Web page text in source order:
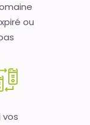
ou
vos